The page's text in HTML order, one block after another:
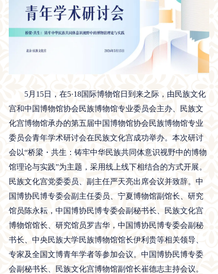
5月15日，在5·18国际博物馆日到来之际，由民族文化
宫和中国博物馆协会民族博物馆专业委员会主办、民族文
化宫博物馆承办的第五届中国博物馆协会民族博物馆专业
委员会青年学术研讨会在民族文化宫成功举办。本次研讨
会以“桥梁・共生：铸牢中华民族共同体意识视野中的博物
馆理论与实践”为主题，采用线上线下相结合的方式开展。
民族文化宫党委委员、副主任严天亮出席会议并致辞。中
国博协民博专委会副主任委员、宁夏博物馆副馆长、研究
馆员陈永耘，中国博协民博专委会副秘书长、民族文化宫
博物馆馆长、研究馆员罗吉华，中国博协民博专委会副秘
书长、中央民族大学民族博物馆馆长伊利贵等相关领导、
专家及全国文博青年学者等参加会议。中国博协民博专委
会副秘书长、民族文化宫博物馆副馆长崔德志主持会议。